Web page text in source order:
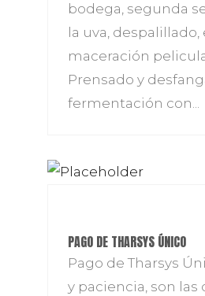
bodega, segunda
la uva,
maceración
Prensado y
fermentación con...
PAGO DE THARSYS ÚNICO
Pago de Tharsys
y paciencia, son las